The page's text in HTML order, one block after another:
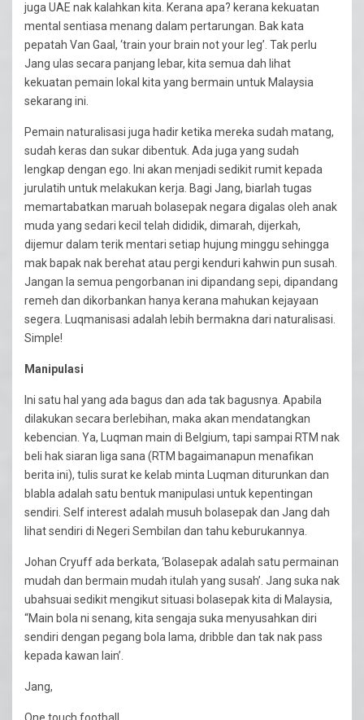
juga UAE nak kalahkan kita. Kerana apa? kerana kekuatan
mental sentiasa menang dalam pertarungan. Bak kata
pepatah Van Gaal, ‘train your brain not your leg’. Tak perlu
Jang ulas secara panjang lebar, kita semua dah lihat
kekuatan pemain lokal kita yang bermain untuk Malaysia
sekarang ini.
Pemain naturalisasi juga hadir ketika mereka sudah matang,
sudah keras dan sukar dibentuk. Ada juga yang sudah
lengkap dengan ego. Ini akan menjadi sedikit rumit kepada
jurulatih untuk melakukan kerja. Bagi Jang, biarlah tugas
memartabatkan maruah bolasepak negara digalas oleh anak
muda yang sedari kecil telah dididik, dimarah, dijerkah,
dijemur dalam terik mentari setiap hujung minggu sehingga
mak bapak nak berehat atau pergi kenduri kahwin pun susah.
Jangan la semua pengorbanan ini dipandang sepi, dipandang
remeh dan dikorbankan hanya kerana mahukan kejayaan
segera. Luqmanisasi adalah lebih bermakna dari naturalisasi.
Simple!
Manipulasi
Ini satu hal yang ada bagus dan ada tak bagusnya. Apabila
dilakukan secara berlebihan, maka akan mendatangkan
kebencian. Ya, Luqman main di Belgium, tapi sampai RTM nak
beli hak siaran liga sana (RTM bagaimanapun menafikan
berita ini), tulis surat ke kelab minta Luqman diturunkan dan
blabla adalah satu bentuk manipulasi untuk kepentingan
sendiri. Self interest adalah musuh bolasepak dan Jang dah
lihat sendiri di Negeri Sembilan dan tahu keburukannya.
Johan Cryuff ada berkata, ‘Bolasepak adalah satu permainan
mudah dan bermain mudah itulah yang susah’. Jang suka nak
ubahsuai sedikit mengikut situasi bolasepak kita di Malaysia,
“Main bola ni senang, kita sengaja suka menyusahkan diri
sendiri dengan pegang bola lama, dribble dan tak nak pass
kepada kawan lain’.
Jang,